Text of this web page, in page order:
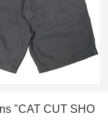
"CAT CUT SHO